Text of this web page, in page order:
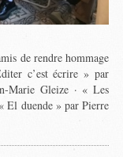
de rendre hommage
c’est écrire » par
Marie Gleize · « Les
El duende » par Pierre